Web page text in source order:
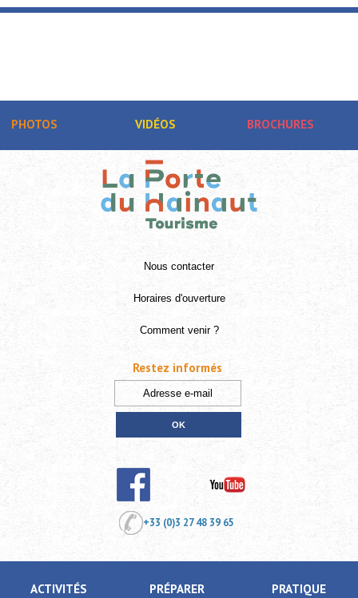
PHOTOS VIDÉOS BROCHURES
Nous contacter
Horaires d'ouverture
Comment venir ?
+33 (0)3 27 48 39 65
ACTIVITÉS PRÉPARER PRATIQUE
Restez informés